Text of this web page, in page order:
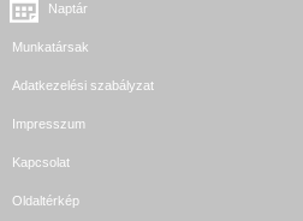
Naptár
Munkatársak
Adatkezelési szabályzat
Impresszum
Kapcsolat
Oldaltérkép